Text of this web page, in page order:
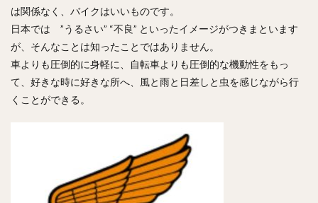
は関係なく、バイクはいいものです。
日本では ”うるさい” “不良” といったイメージがつきまといます
が、そんなことは知ったことではありません。
車よりも圧倒的に身軽に、自転車よりも圧倒的な機動性をもっ
て、好きな時に好きな所へ、風と雨と日差しと虫を感じながら行
くことができる。